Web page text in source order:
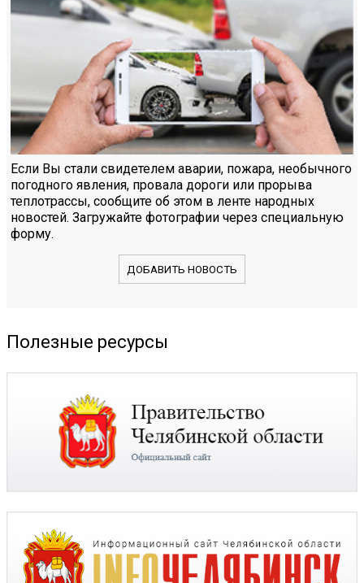
Если Вы стали свидетелем аварии, пожара, необычного
погодного явления, провала дороги или прорыва
теплотрассы, сообщите об этом в ленте народных
новостей. Загружайте фотографии через специальную
форму.
ДОБАВИТЬ НОВОСТЬ
Полезные ресурсы